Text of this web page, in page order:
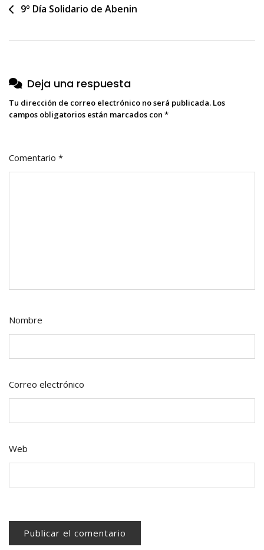
Navegación
entradas
9º Día Solidario de Abenin
Deja una respuesta
Tu dirección de correo electrónico no será publicada. Los
campos obligatorios están marcados con *
Comentario *
Nombre
Correo electrónico
Web